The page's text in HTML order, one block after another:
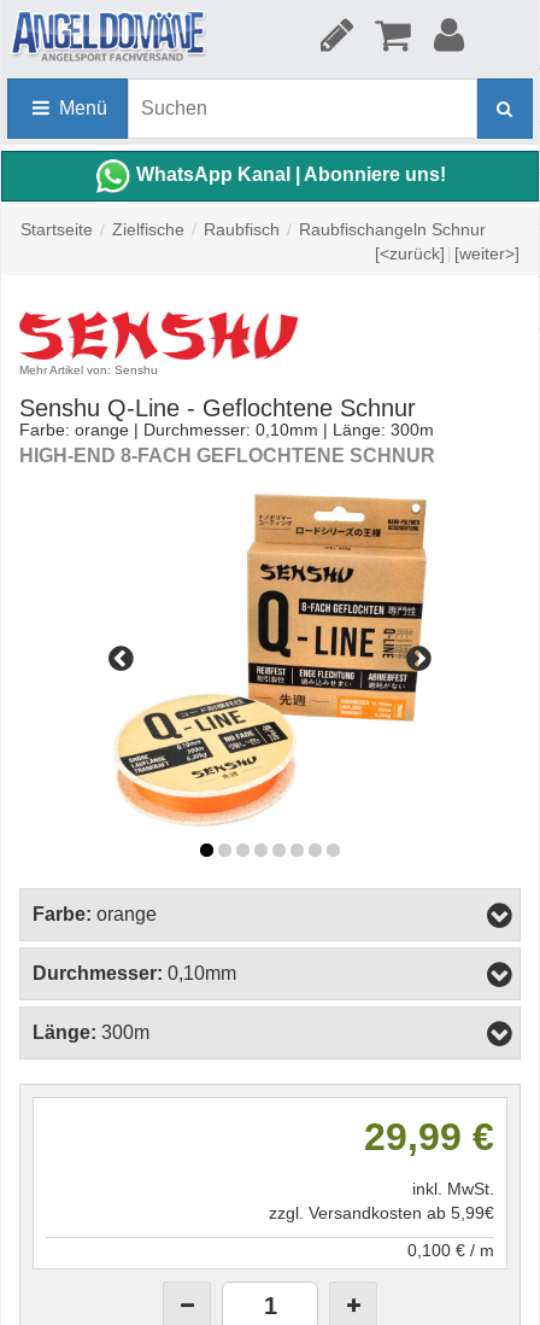
Menü
WhatsApp Kanal | Abonniere uns!
Startseite / Zielfische / Raubfisch / Raubfischangeln Schnur
[<zurück] | [weiter>]
Mehr Artikel von: Senshu
Senshu Q-Line - Geflochtene Schnur
Farbe: orange | Durchmesser: 0,10mm | Länge: 300m
HIGH-END 8-FACH GEFLOCHTENE SCHNUR
Farbe: orange
Durchmesser: 0,10mm
Länge: 300m
29,99 €
inkl. MwSt.
zzgl. Versandkosten ab 5,99€
0,100 € / m